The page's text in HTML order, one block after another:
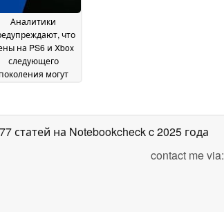
Аналитики
что
на PS6 и Xbox
следующего
поколения могут
статей на Notebookcheckc 2025 года
contact me via: